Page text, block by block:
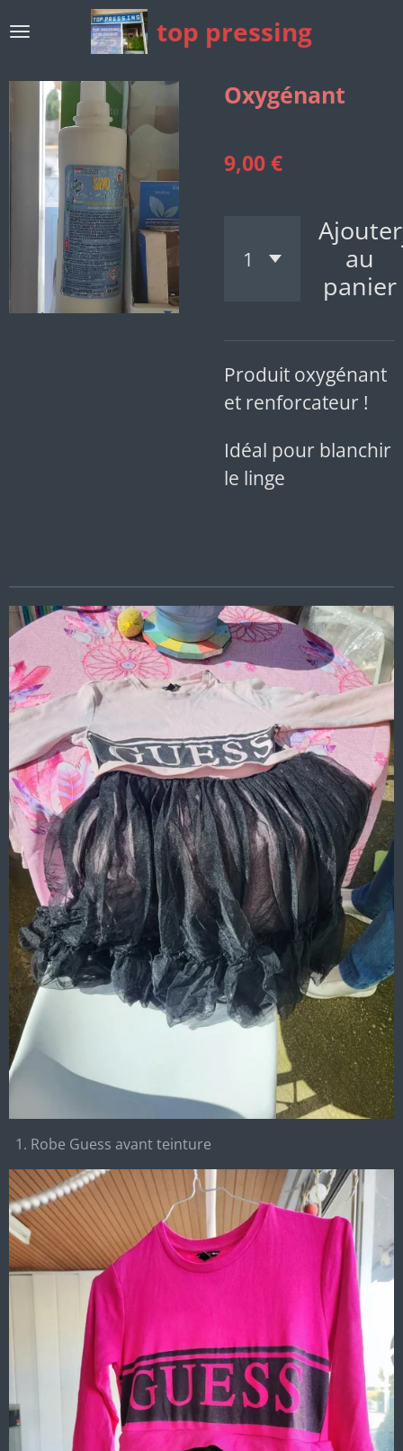
Passer
contenu
principal
top pressing
Oxygénant
9,00 €
Ajouter
au
panier
Produit oxygénant
et renforcateur !
Idéal pour blanchir
le linge
Robe Guess avant teinture